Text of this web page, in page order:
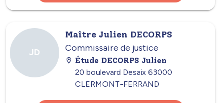
JD
Maître Julien DECORPS
Commissaire de justice
Étude DECORPS Julien
20 boulevard Desaix 63000
CLERMONT-FERRAND